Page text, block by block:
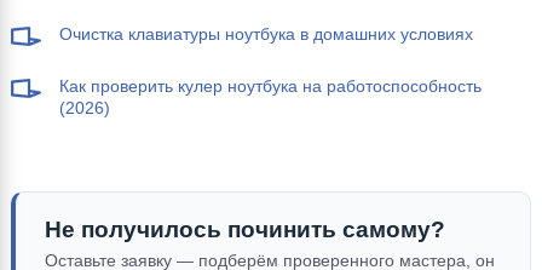
Очистка клавиатуры ноутбука в домашних условиях
Как проверить кулер ноутбука на работоспособность
(2026)
Не получилось починить самому?
Оставьте заявку — подберём проверенного мастера, он